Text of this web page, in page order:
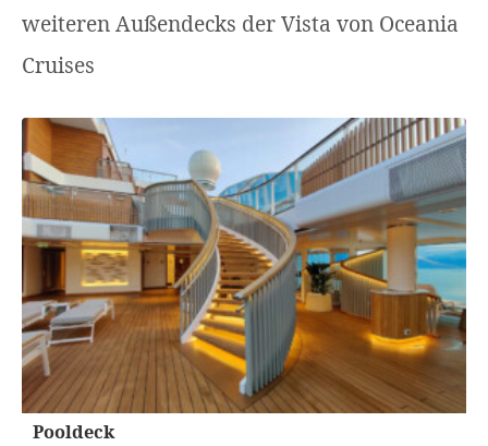
weiteren Außendecks der Vista von Oceania
Cruises
Pooldeck